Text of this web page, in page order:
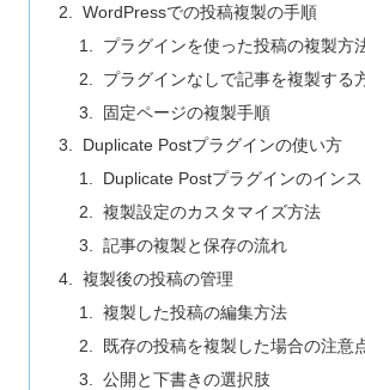
WordPressでの投稿複製の手順
プラグインを使った投稿の複製方
プラグインなしで記事を複製する
固定ページの複製手順
Duplicate Postプラグインの使い方
Duplicate Postプラグインのイン
複製設定のカスタマイズ方法
記事の複製と保存の流れ
複製後の投稿の管理
複製した投稿の編集方法
既存の投稿を複製した場合の注意
公開と下書きの選択肢